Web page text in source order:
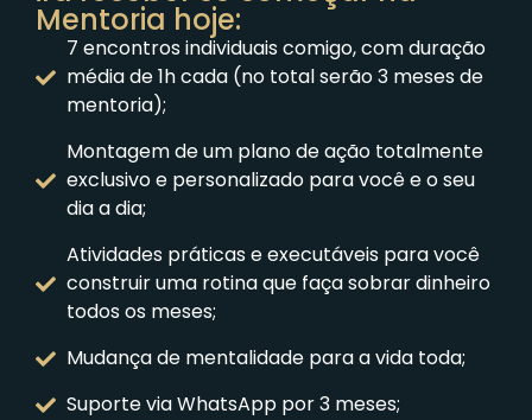
Mentoria hoje:
7 encontros individuais comigo, com duração
média de 1h ​cada (no total serão 3 meses de
mentoria);
Montagem de um plano de ação totalmente
exclusivo e ​personalizado para você e o seu
dia a dia;
Atividades práticas e executáveis para você
construir uma ​rotina que faça sobrar dinheiro
todos os meses;
Mudança de mentalidade para a vida toda;
Suporte via WhatsApp por 3 meses;